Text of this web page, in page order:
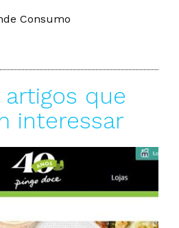
Consumo
que
interessar